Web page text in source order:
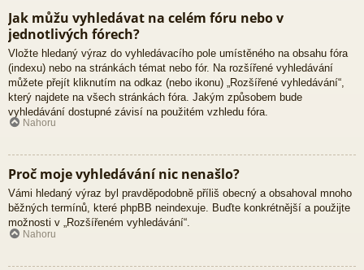
Jak můžu vyhledávat na celém fóru nebo v
jednotlivých fórech?
Vložte hledaný výraz do vyhledávacího pole umístěného na obsahu fóra
(indexu) nebo na stránkách témat nebo fór. Na rozšířené vyhledávání
můžete přejít kliknutím na odkaz (nebo ikonu) „Rozšířené vyhledávání“,
který najdete na všech stránkách fóra. Jakým způsobem bude
vyhledávání dostupné závisí na použitém vzhledu fóra.
Nahoru
Proč moje vyhledávání nic nenašlo?
Vámi hledaný výraz byl pravděpodobně příliš obecný a obsahoval mnoho
běžných termínů, které phpBB neindexuje. Buďte konkrétnější a použijte
možnosti v „Rozšířeném vyhledávání“.
Nahoru